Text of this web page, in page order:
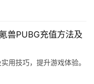
兽PUBG充值方法及
用技巧，提升游戏体验。